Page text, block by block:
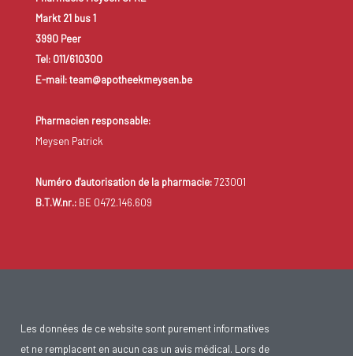
Markt 21 bus 1
3990 Peer
Tel: 011/610300
E-mail: team@apotheekmeysen.be
Pharmacien responsable:
Meysen Patrick
Numéro d'autorisation de la pharmacie:723001
B.T.W.nr.:BE 0472.146.609
Les données de ce website sont purement informatives
et ne remplacent en aucun cas un avis médical. Lors de